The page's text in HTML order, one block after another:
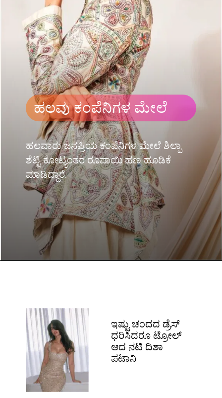
ಹಲವಾರು ಜನಪ್ರಿಯ ಕಂಪೆನಿಗಳ ಮೇಲೆ ಶಿಲ್ಪಾ
ಶೆಟ್ಟಿ ಕೋಟ್ಯಂತರ ರೂಪಾಯಿ ಹಣ ಹೂಡಿಕೆ
ಮಾಡಿದ್ದಾರೆ.
ಹಲವು ಕಂಪೆನಿಗಳ ಮೇಲೆ
ಇಷ್ಟು ಚಂದದ ಡ್ರೆಸ್
ಧರಿಸಿದರೂ ಟ್ರೋಲ್
ಆದ ನಟಿ ದಿಶಾ
ಪಟಾನಿ